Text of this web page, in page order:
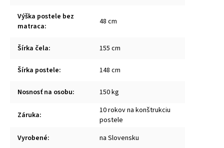
Výška postele bez
matraca: 48 cm
Šírka čela: 155 cm
Šírka postele: 148 cm
Nosnosť na osobu: 150 kg
Záruka:
10 rokov na konštrukciu
postele
Vyrobené: na Slovensku